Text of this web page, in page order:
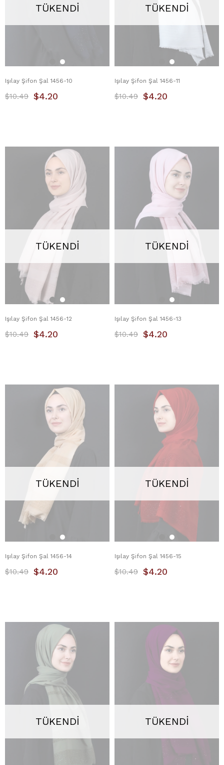
TÜKENDI
Işılay Şifon Şal 1456-10
$4.20
$10.49
TÜKENDI
Işılay Şifon Şal 1456-11
$4.20
$10.49
TÜKENDI
Işılay Şifon Şal 1456-12
$4.20
$10.49
TÜKENDI
Işılay Şifon Şal 1456-13
$4.20
$10.49
TÜKENDI
Işılay Şifon Şal 1456-14
$4.20
$10.49
TÜKENDI
Işılay Şifon Şal 1456-15
$4.20
$10.49
TÜKENDI TÜKENDI